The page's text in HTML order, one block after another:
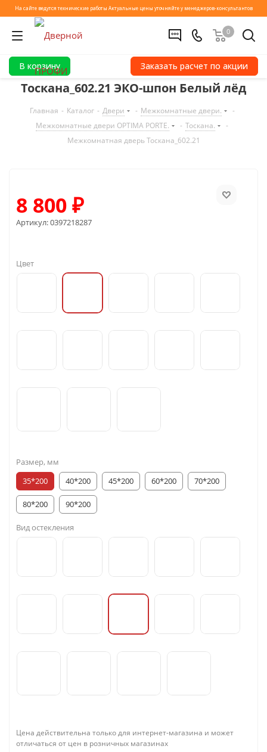
В корзину Заказать расчет по акции
На сайте ведутся технические работы Актуальные цены уточняйте у менеджеров-консультантов
0
Тоскана_602.21 ЭКО-шпон Белый лёд
Главная - Каталог - Двери - Межкомнатные двери.
-
Межкомнатные двери OPTIMA PORTE.
- Тоскана.
-
Межкомнатная дверь Тоскана_602.21
8 800₽
Артикул:0397218287
Цвет
Размер, мм
35*200
40*200 45*200 60*200 70*200
80*200 90*200
Вид остекления
Цена действительна только для интернет-магазина и может
отличаться от цен в розничных магазинах